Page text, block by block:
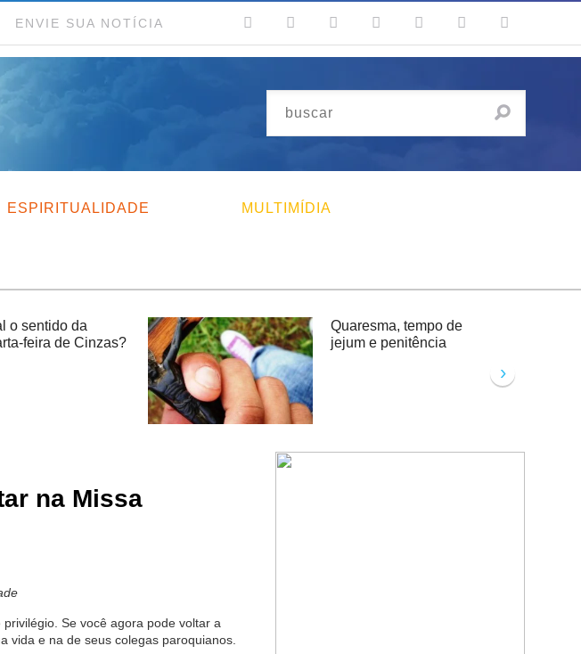
ENVIE SUA NOTÍCIA
ESPIRITUALIDADE MULTIMÍDIA
o sentido da
feira de Cinzas?
Quaresma, tempo de
jejum e penitência
›
na Missa
Se você agora pode voltar a
vida e na de seus colegas paroquianos.